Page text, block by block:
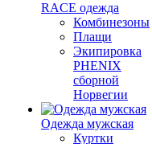
RACE одежда
Комбинезоны
Плащи
Экипировка
PHENIX
сборной
Норвегии
Одежда мужская
Куртки